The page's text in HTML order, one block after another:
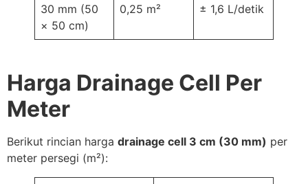
30 mm (50
× 50 cm)
0,25 m² ± 1,6 L/detik
Harga Drainage Cell Per
Meter
Berikut rincian harga drainage cell 3 cm (30 mm) per
meter persegi (m²):